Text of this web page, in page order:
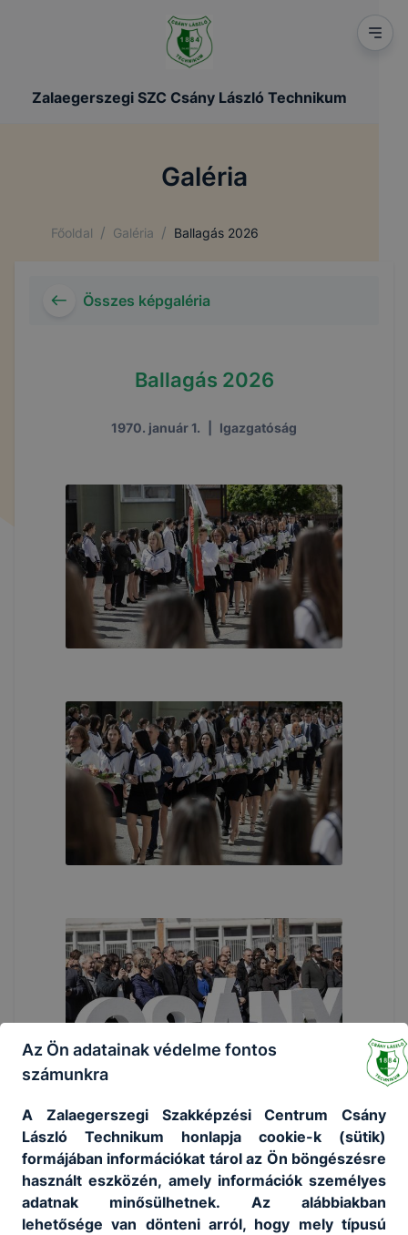
Zalaegerszegi SZC Csány László Technikum
Galéria
Főoldal / Galéria / Ballagás 2026
Összes képgaléria
Ballagás 2026
1970. január 1. Igazgatóság
Az Ön adatainak védelme fontos
számunkra
A Zalaegerszegi Szakképzési Centrum Csány
László Technikum honlapja cookie-k (sütik)
formájában információkat tárol az Ön böngészésre
használt eszközén, amely információk személyes
adatnak minősülhetnek. Az alábbiakban
lehetősége van dönteni arról, hogy mely típusú